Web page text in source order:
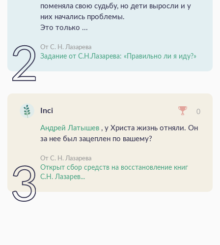
поменяла свою судьбу, но дети выросли и у
них начались проблемы.
Это только ...
От С. Н. Лазарева
Задание от С.Н.Лазарева: «Правильно ли я иду?»
Inci 0
Андрей Латышев , у Христа жизнь отняли. Он
за нее был зацеплен по вашему?
От С. Н. Лазарева
Открыт сбор средств на восстановление книг
С.Н. Лазарев...